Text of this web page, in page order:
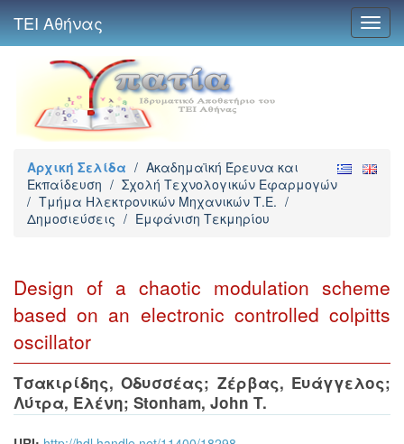
ΤΕΙ Αθήνας
Αρχική Σελίδα / Ακαδημαϊκή Έρευνα και
Εκπαίδευση / Σχολή Τεχνολογικών Εφαρμογών
/ Τμήμα Ηλεκτρονικών Μηχανικών Τ.Ε. /
Δημοσιεύσεις / Εμφάνιση Τεκμηρίου
Design of a chaotic modulation scheme
based on an electronic controlled colpitts
oscillator
Τσακιρίδης, Οδυσσέας; Ζέρβας, Ευάγγελος;
Λύτρα, Ελένη; Stonham, John T.